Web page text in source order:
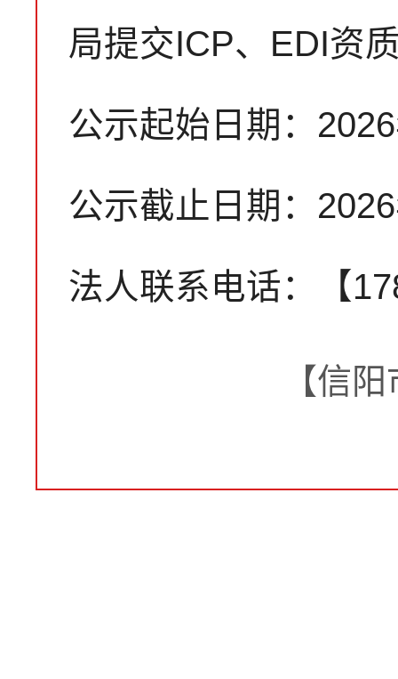
局提交ICP、EDI资
公示起始日期：
公示截止日期：
法人联系电话：【
【信